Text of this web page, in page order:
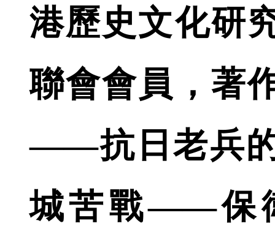
港歷史文化研
聯會會員，著
——抗日老兵
城苦戰——保